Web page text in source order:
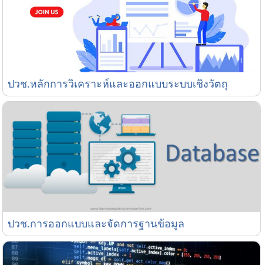
ปวช.หลักการวิเคราะห์และออกแบบระบบเชิงวัตถุ
ปวช.หลักการวิเคราะห์และออกแบบระบบเชิงวัตถุ
ปวช.การออกแบบและจัดการฐานข้อมูล
ปวช.การออกแบบและจัดการฐานข้อมูล